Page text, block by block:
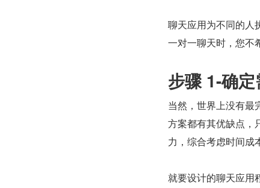
聊天应用为不同的人
一对一聊天时，您不
步骤 1-确
当然，世界上没有最
方案都有其优缺点，
力，综合考虑时间成
就要设计的聊天应用